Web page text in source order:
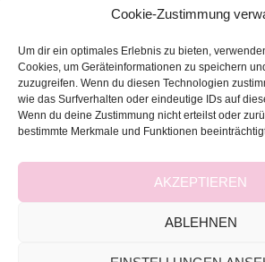
Cookie-Zustimmung
Um dir ein optimales Erlebnis zu bieten,
Cookies, um Geräteinformationen zu speichern
zuzugreifen. Wenn du diesen Technologien
wie das Surfverhalten oder eindeutige IDs auf
Wenn du deine Zustimmung nicht erteilst oder
bestimmte Merkmale und Funktionen
AKZEPTIEREN
ABLEHNEN
ARCHIVIERTE
Archivierte
Beiträge
LeidenschaftBlossom Feminine |